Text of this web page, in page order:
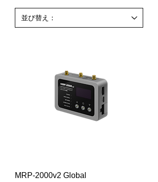
MRP-2000v2 Global